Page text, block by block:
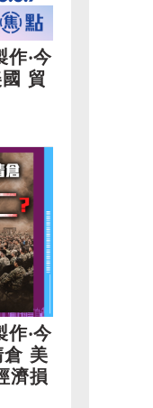
作‧今
貿
作‧今
倉 美
濟損